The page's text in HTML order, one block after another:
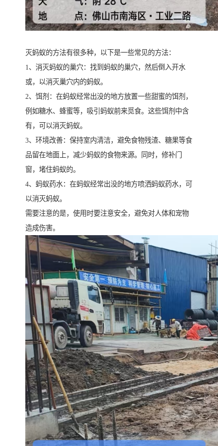
灭蚂蚁的方法有很多种，以下是一些常见的方法：
1、消灭蚂蚁的巢穴：找到蚂蚁的巢穴，然后倒入开水
或，以消灭巢穴内的蚂蚁。
2、饵剂：在蚂蚁经常出没的地方放置一些甜蜜的饵剂，
例如糖水、蜂蜜等，吸引蚂蚁前来觅食。这些饵剂中含
有，可以消灭蚂蚁。
3、环境改善：保持室内清洁，避免食物残渣、糖果等食
品留在地面上，减少蚂蚁的食物来源。同时，修补门
窗，堵住蚂蚁的。
4、蚂蚁药水：在蚂蚁经常出没的地方喷洒蚂蚁药水，可
以消灭蚂蚁。
需要注意的是，使用时要注意安全，避免对人体和宠物
造成伤害。